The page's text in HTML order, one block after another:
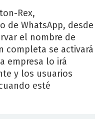
Rex,
de WhatsApp, desde
el nombre de
completa se activará
empresa lo irá
y los usuarios
esté